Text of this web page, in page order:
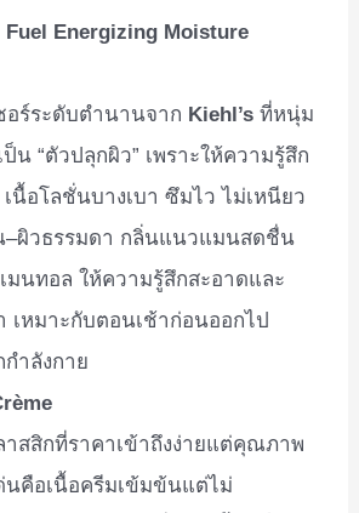
Fuel Energizing Moisture
อร์ระดับตำนานจาก Kiehl’s ที่หนุ่ม
น “ตัวปลุกผิว” เพราะให้ความรู้สึก
นื้อโลชั่นบางเบา ซึมไว ไม่เหนียว
–ผิวธรรมดา กลิ่นแนวแมนสดชื่น
มนทอล ให้ความรู้สึกสะอาดและ
เหมาะกับตอนเช้าก่อนออกไป
ำลังกาย
าสสิกที่ราคาเข้าถึงง่ายแต่คุณภาพ
นคือเนื้อครีมเข้มข้นแต่ไม่